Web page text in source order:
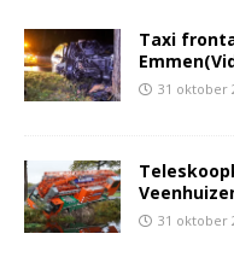
Taxi
31 oktober
31 oktober